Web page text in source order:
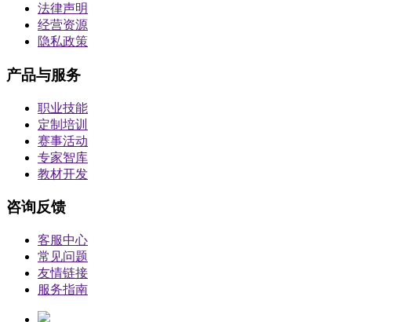
法律声明
经营资源
隐私政策
产品与服务
职业技能
定制培训
赛事活动
专家智库
教材开发
咨询反馈
客服中心
常见问题
友情链接
服务指南